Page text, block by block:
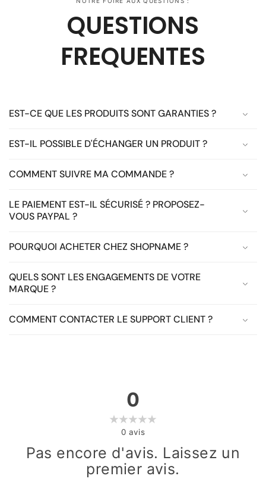
QUESTIONS
FREQUENTES
EST-CE QUE LES PRODUITS SONT GARANTIES ?
EST-IL POSSIBLE D'ÉCHANGER UN PRODUIT ?
COMMENT SUIVRE MA COMMANDE ?
LE PAIEMENT EST-IL SÉCURISÉ ? PROPOSEZ-
VOUS PAYPAL ?
POURQUOI ACHETER CHEZ SHOPNAME ?
QUELS SONT LES ENGAGEMENTS DE VOTRE
MARQUE ?
COMMENT CONTACTER LE SUPPORT CLIENT ?
0
0 avis
Pas encore d'avis. Laissez un
premier avis.